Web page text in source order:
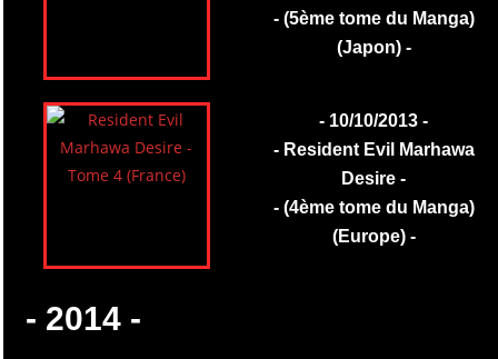
- (5ème tome du Manga)
(Japon) -
- 10/10/2013 -
- Resident Evil Marhawa
Desire -
- (4ème tome du Manga)
(Europe) -
- 2014 -